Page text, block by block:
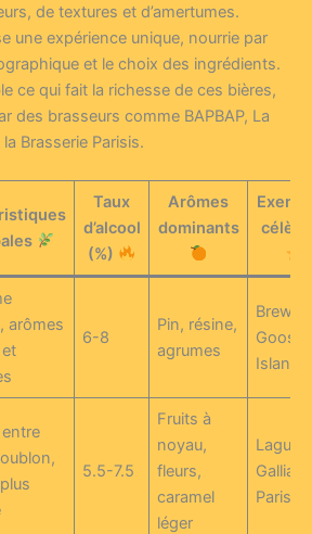
de textures et d’amertumes.
une expérience unique, nourrie par
et le choix des ingrédients.
ce qui fait la richesse de ces bières,
des brasseurs comme BAPBAP, La
Brasserie Parisis.
Taux
d’alcool
(%)
Arômes
dominants
arômes
6-8
Pin, résine,
agrumes
Goose
Island
5.5-7.5
Fruits à
noyau,
fleurs,
caramel
léger
Gallia
Paris